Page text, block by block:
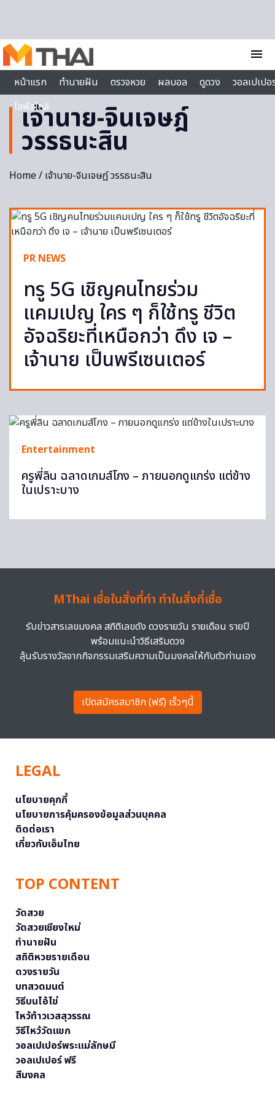
menu
หน้าแรก
ทำนายฝัน ตรวจหวย ผลบอล ดูดวง
วอลเปเป
ไลฟ์สไตล์
เจ้านาย-จินเจษฎ์
วรรธนะสิน
Home/ เจ้านาย-จินเจษฎ์ วรรธนะสิน
PR NEWS
ทรู 5G เชิญคนไทยร่วม
แคมเปญ ใคร ๆ ก็ใช้ทรู ชีวิต
อัจฉริยะที่เหนือกว่า ดึง เจ –
เจ้านาย เป็นพรีเซนเตอร์
Entertainment
ครูพี่ลิน ฉลาดเกมส์โกง – ภายนอกดูแกร่ง แต่ข้าง
ในเปราะบาง
MThai เชื่อในสิ่งที่ทำ ทำในสิ่งที่เชื่อ
รับข่าวสารเลขมงคล สถิติเลขดัง ดวงรายวัน รายเดือน รายปี
พร้อมแนะนำวิธีเสริมดวง
ลุ้นรับรางวัลจากกิจกรรมเสริมความเป็นมงคลให้กับตัวท่านเอง
เปิดสมัครสมาชิก (ฟรี) เร็วๆนี้
LEGAL
นโยบายคุกกี้
นโยบายการคุ้มครองข้อมูลส่วนบุคคล
ติดต่อเรา
เกี่ยวกับเอ็มไทย
TOP CONTENT
วัดสวย
วัดสวยเชียงใหม่
ทำนายฝัน
สถิติหวยรายเดือน
ดวงรายวัน
บทสวดมนต์
วิธีบนไอ้ไข่
ไหว้ท้าวเวสสุวรรณ
วิธีไหว้วัดแขก
วอลเปเปอร์พระแม่ลักษมี
วอลเปเปอร์ ฟรี
สีมงคล